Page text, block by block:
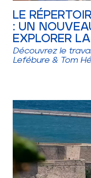
LE
: UN
EXPLORER
Découvrez le
Lefébure & Tom